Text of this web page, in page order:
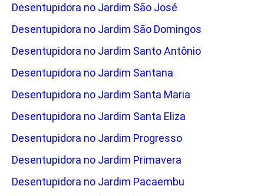
Desentupidora no Jardim São José
Desentupidora no Jardim São Domingos
Desentupidora no Jardim Santo Antônio
Desentupidora no Jardim Santana
Desentupidora no Jardim Santa Maria
Desentupidora no Jardim Santa Eliza
Desentupidora no Jardim Progresso
Desentupidora no Jardim Primavera
Desentupidora no Jardim Pacaembu